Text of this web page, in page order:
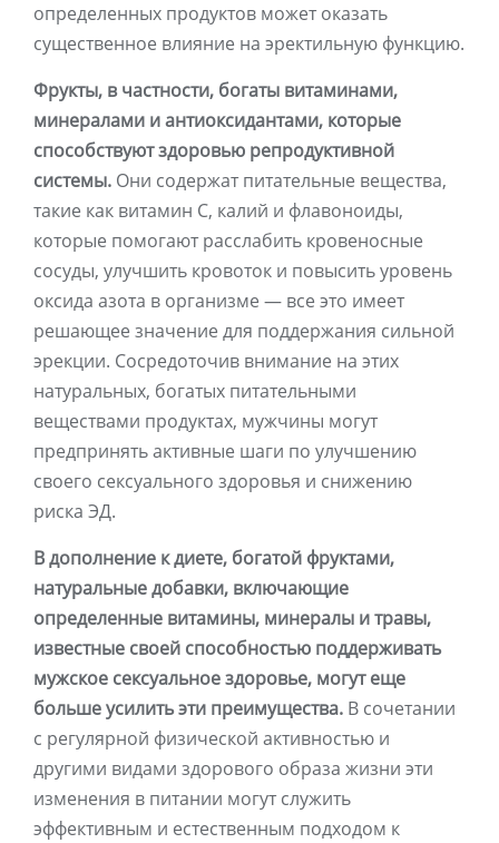
определенных продуктов может оказать
существенное влияние на эректильную функцию.
Фрукты, в частности, богаты витаминами,
минералами и антиоксидантами, которые
способствуют здоровью репродуктивной
системы. Они содержат питательные вещества,
такие как витамин С, калий и флавоноиды,
которые помогают расслабить кровеносные
сосуды, улучшить кровоток и повысить уровень
оксида азота в организме — все это имеет
решающее значение для поддержания сильной
эрекции. Сосредоточив внимание на этих
натуральных, богатых питательными
веществами продуктах, мужчины могут
предпринять активные шаги по улучшению
своего сексуального здоровья и снижению
риска ЭД.
В дополнение к диете, богатой фруктами,
натуральные добавки, включающие
определенные витамины, минералы и травы,
известные своей способностью поддерживать
мужское сексуальное здоровье, могут еще
больше усилить эти преимущества. В сочетании
с регулярной физической активностью и
другими видами здорового образа жизни эти
изменения в питании могут служить
эффективным и естественным подходом к